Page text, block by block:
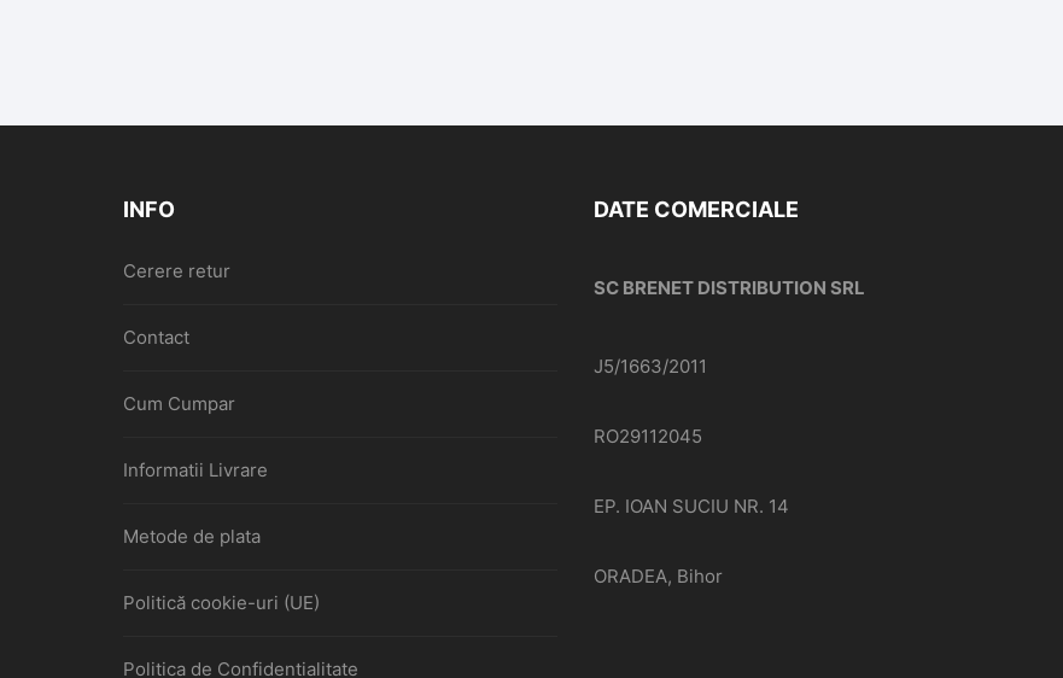
INFO
Cerere retur
Contact
Cum Cumpar
Informatii Livrare
Metode de plata
Politică cookie-uri (UE)
Politica de Confidentialitate
DATE COMERCIALE
SC BRENET DISTRIBUTION SRL
J5/1663/2011
RO29112045
EP. IOAN SUCIU NR. 14
ORADEA, Bihor